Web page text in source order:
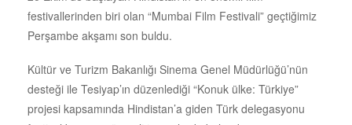
festivallerinden biri olan “Mumbai Film Festivali” geçtiğimiz
Perşambe akşamı son buldu.
Kültür ve Turizm Bakanlığı Sinema Genel Müdürlüğü’nün
desteği ile Tesiyap’ın düzenlediği “Konuk ülke: Türkiye”
projesi kapsamında Hindistan’a giden Türk delegasyonu